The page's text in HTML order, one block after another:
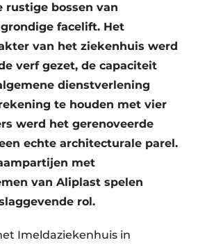
rustige bossen van
facelift. Het
van het ziekenhuis werd
verf gezet, de capaciteit
dienstverlening
te houden met vier
werd het gerenoveerde
echte architecturale parel.
met
van Aliplast spelen
rol.
Imeldaziekenhuis in